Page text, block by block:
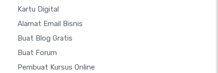
Kartu Digital
Alamat Email Bisnis
Buat Blog Gratis
Buat Forum
Pembuat Kursus Online